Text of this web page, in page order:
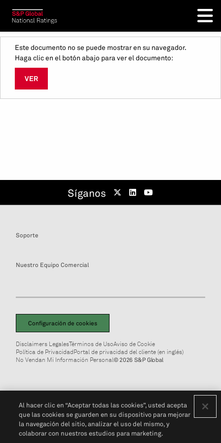
Este documento no se puede mostrar en su navegador.
Haga clic en el botón abajo para ver el documento:
VER
Síganos
Soporte
Nuestro Equipo Comercial
Configuración de cookies
Disclaimers LegalesTérminos de UsoAviso de Cookie
Política de PrivacidadPortal de privacidad del cliente (en inglés)
No Vendan Mi Información Personal© 2026 S&P Global
Al hacer clic en “Aceptar todas las cookies”, usted acepta
que las cookies se guarden en su dispositivo para mejorar
la navegación del sitio, analizar el uso del mismo, y
colaborar con nuestros estudios para marketing.